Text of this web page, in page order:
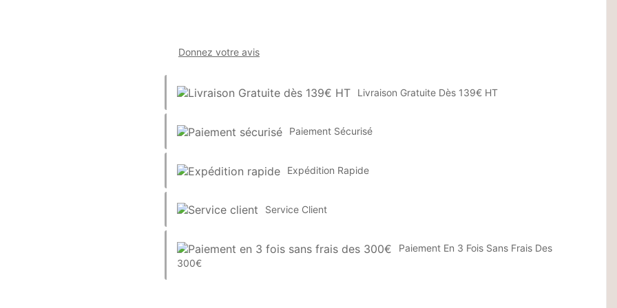
Donnez votre avis
Livraison Gratuite Dès 139€ HT
Paiement Sécurisé
Expédition Rapide
Service Client
Paiement En 3 Fois Sans Frais Des
300€